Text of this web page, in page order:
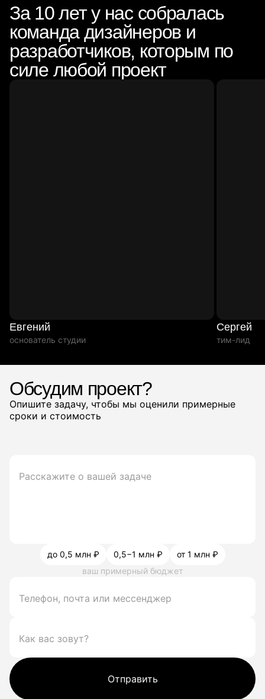
За 10 лет у нас собралась
команда дизайнеров и
разработчиков, которым по
силе любой проект
Евгений
основатель студии
Сергей
тим-лид
Обсудим проект?
Опишите задачу, чтобы мы оценили примерные
сроки и стоимость
до 0,5 млн ₽ 0,5−1 млн ₽
от 1 млн ₽
ваш примерный бюджет
Отправить